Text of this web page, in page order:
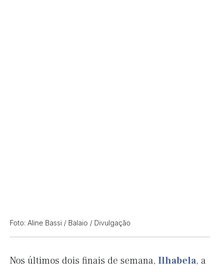
Foto: Aline Bassi / Balaio / Divulgação
Nos últimos dois finais de semana, Ilhabela, a